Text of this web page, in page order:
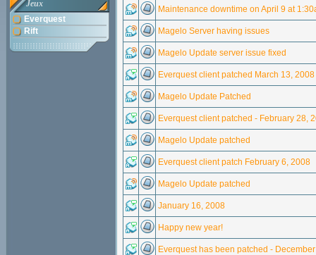
Jeux
Everquest
Rift
Maintenance downtime on April 9 at
Magelo Server having issues
Magelo Update server issue fixed
Everquest client patched March 13, 2008
Magelo Update Patched
Everquest client patched - February 28,
Magelo Update patched
Everquest client patch February 6, 2008
Magelo Update patched
January 16, 2008
Happy new year!
Everquest has been patched -